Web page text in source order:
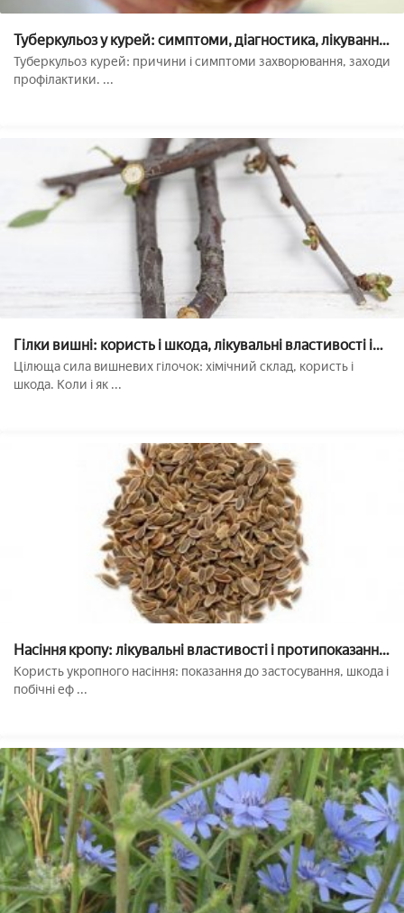
Туберкульоз у курей: симптоми, діагностика, лікування
і профілактика
Туберкульоз курей: причини і симптоми захворювання, заходи
профілактики. ...
Гілки вишні: користь і шкода, лікувальні властивості і
протипоказання, склад і застосування. Як вживати чай і
заварити відвар з гілочок
Цілюща сила вишневих гілочок: хімічний склад, користь і
шкода. Коли і як ...
Насіння кропу: лікувальні властивості і протипоказання,
користь і шкода, застосування в народній медицині. Як
заварювати і приймати насіння
Користь укропного насіння: показання до застосування, шкода і
побічні еф ...